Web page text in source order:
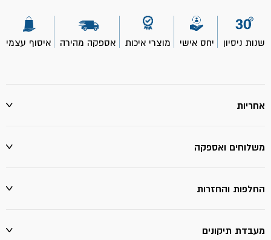
ריתוך
3
שנות ניסיון יחס אישי מוצרי איכות אספקה מהירה איסוף עצמי
אחריות
משלוחים ואספקה
החלפות והחזרות
מעבדת תיקונים